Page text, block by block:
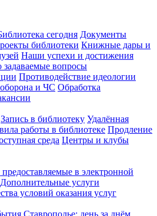
сегодня Документы
библиотеки Книжные дары и
Наши успехи и достижения
задаваемые вопросы
Противодействие идеологии
и ЧС Обработка
Запись в библиотеку Удалённая
работы в библиотеке Продление
среда Центры и клубы
в электронной
Дополнительные услуги
условий оказания услуг
Ставрополье: день за днём